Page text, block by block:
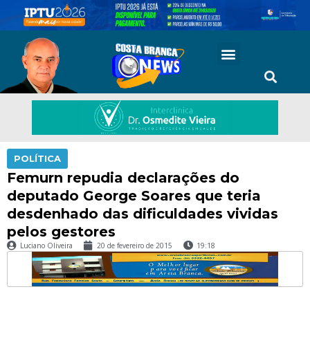
POLÍTICA
Femurn repudia declarações do
deputado George Soares que teria
desdenhado das dificuldades vividas
pelos gestores
Luciano Oliveira 20 de fevereiro de 2015 19:18